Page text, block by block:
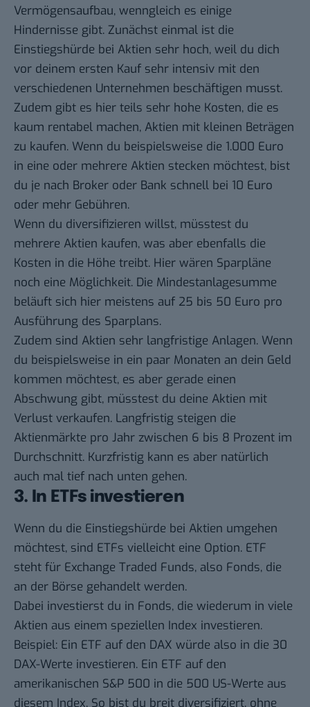
Vermögensaufbau, wenngleich es einige
Hindernisse gibt. Zunächst einmal ist die
Einstiegshürde bei Aktien sehr hoch, weil du dich
vor deinem ersten Kauf sehr intensiv mit den
verschiedenen Unternehmen beschäftigen musst.
Zudem gibt es hier teils sehr hohe Kosten, die es
kaum rentabel machen, Aktien mit kleinen Beträgen
zu kaufen. Wenn du beispielsweise die 1.000 Euro
in eine oder mehrere Aktien stecken möchtest, bist
du je nach Broker oder Bank schnell bei 10 Euro
oder mehr Gebühren.
Wenn du diversifizieren willst, müsstest du
mehrere Aktien kaufen, was aber ebenfalls die
Kosten in die Höhe treibt. Hier wären Sparpläne
noch eine Möglichkeit. Die Mindestanlagesumme
beläuft sich hier meistens auf 25 bis 50 Euro pro
Ausführung des Sparplans.
Zudem sind Aktien sehr langfristige Anlagen. Wenn
du beispielsweise in ein paar Monaten an dein Geld
kommen möchtest, es aber gerade einen
Abschwung gibt, müsstest du deine Aktien mit
Verlust verkaufen. Langfristig steigen die
Aktienmärkte pro Jahr zwischen 6 bis 8 Prozent im
Durchschnitt. Kurzfristig kann es aber natürlich
auch mal tief nach unten gehen.
3. In ETFs investieren
Wenn du die Einstiegshürde bei Aktien umgehen
möchtest, sind ETFs vielleicht eine Option. ETF
steht für Exchange Traded Funds, also Fonds, die
an der Börse gehandelt werden.
Dabei investierst du in Fonds, die wiederum in viele
Aktien aus einem speziellen Index investieren.
Beispiel: Ein ETF auf den DAX würde also in die 30
DAX-Werte investieren. Ein ETF auf den
amerikanischen S&P 500 in die 500 US-Werte aus
diesem Index. So bist du breit diversifiziert, ohne